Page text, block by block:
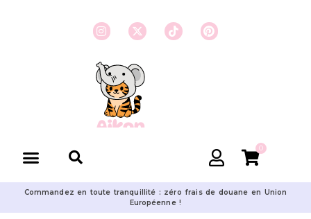
0
Commandez en toute tranquillité : zéro frais de douane en Union
Européenne !